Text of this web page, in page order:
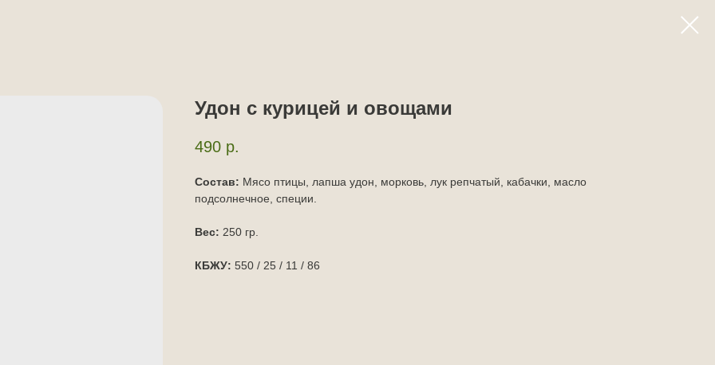
Удон с курицей и овощами
490 р.
Состав: Мясо птицы, лапша удон, морковь, лук репчатый, кабачки, масло
подсолнечное, специи.
Вес: 250 гр.
КБЖУ: 550 / 25 / 11 / 86